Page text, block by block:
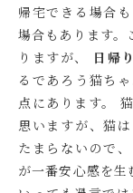
帰宅できる場合
場合もあります。
りますが、 日帰
るであろう猫ちゃ
点にあります。
思いますが、猫
たまらないので
が一番安心感を生